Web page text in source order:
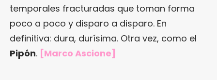
temporales fracturadas que toman forma
poco a poco y disparo a disparo. En
definitiva: dura, durísima. Otra vez, como el
Pipón. [Marco Ascione]